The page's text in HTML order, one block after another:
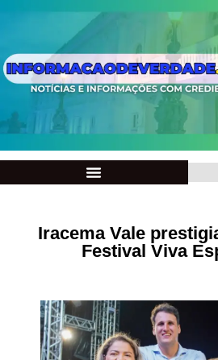
Iracema Vale
Festival Viva